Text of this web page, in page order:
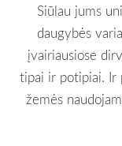
Siūlau jums
daugybės
įvairiausiose
tipai ir potipiai. Ir
žemės